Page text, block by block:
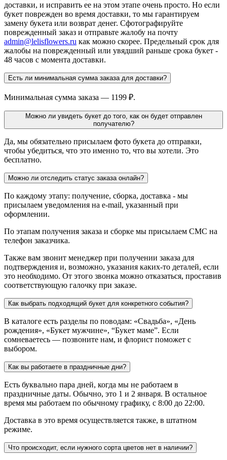
доставки, и исправить ее на этом этапе очень просто. Но если
букет поврежден во время доставки, то мы гарантируем
замену букета или возврат денег. Сфотографируйте
поврежденный заказ и отправьте жалобу на почту
admin@lelisflowers.ru как можно скорее. Предельный срок для
жалобы на поврежденный или увядший раньше срока букет -
48 часов с момента доставки.
Есть ли минимальная сумма заказа для доставки?
Минимальная сумма заказа — 1199 ₽.
Можно ли увидеть букет до того, как он будет отправлен
получателю?
Да, мы обязательно присылаем фото букета до отправки,
чтобы убедиться, что это именно то, что вы хотели. Это
бесплатно.
Можно ли отследить статус заказа онлайн?
По каждому этапу: получение, сборка, доставка - мы
присылаем уведомления на e-mail, указанный при
оформлении.
По этапам получения заказа и сборке мы присылаем СМС на
телефон заказчика.
Также вам звонит менеджер при получении заказа для
подтверждения и, возможно, указания каких-то деталей, если
это необходимо. От этого звонка можно отказаться, проставив
соответствующую галочку при заказе.
Как выбрать подходящий букет для конкретного события?
В каталоге есть разделы по поводам: «Свадьба», «День
рождения», «Букет мужчине», “Букет маме”. Если
сомневаетесь — позвоните нам, и флорист поможет с
выбором.
Как вы работаете в праздничные дни?
Есть буквально пара дней, когда мы не работаем в
праздничные даты. Обычно, это 1 и 2 января. В остальное
время мы работаем по обычному графику, с 8:00 до 22:00.
Доставка в это время осуществляется также, в штатном
режиме.
Что происходит, если нужного сорта цветов нет в наличии?